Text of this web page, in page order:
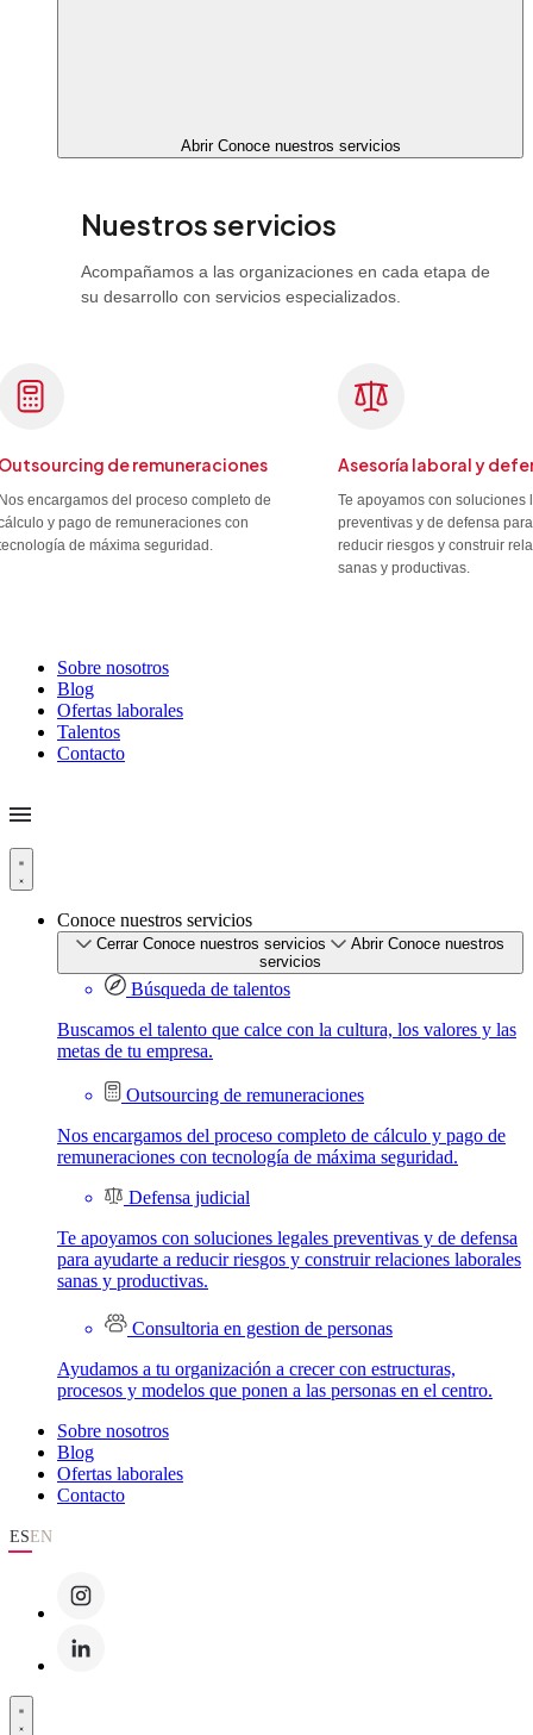
Abrir Conoce nuestros servicios
Nuestros servicios
Acompañamos a las organizaciones en cada etapa de
su desarrollo con servicios especializados.
de remuneraciones
encargamos del proceso completo de
y pago de remuneraciones con
de máxima seguridad.
Asesoría laboral y
Te apoyamos con soluciones
preventivas y de defensa
reducir riesgos y construir
sanas y productivas.
Sobre nosotros
Blog
Ofertas laborales
Talentos
Contacto
Conoce nuestros servicios
Cerrar Conoce nuestros servicios
Abrir Conoce nuestros
servicios
Búsqueda de talentos
Buscamos el talento que calce con la cultura, los valores y las
metas de tu empresa.
Outsourcing de remuneraciones
Nos encargamos del proceso completo de cálculo y pago de
remuneraciones con tecnología de máxima seguridad.
Defensa judicial
Te apoyamos con soluciones legales preventivas y de defensa
para ayudarte a reducir riesgos y construir relaciones laborales
sanas y productivas.
Consultoria en gestion de personas
Ayudamos a tu organización a crecer con estructuras,
procesos y modelos que ponen a las personas en el centro.
Sobre nosotros
Blog
Ofertas laborales
Contacto
ESEN